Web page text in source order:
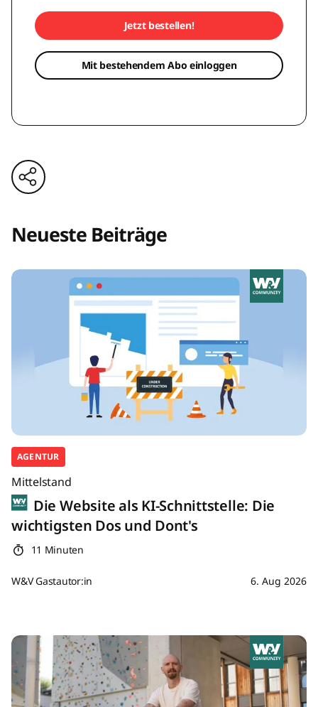
Jetzt bestellen!
Mit bestehendem Abo einloggen
Neueste Beiträge
AGENTUR
Mittelstand
Die Website als KI-Schnittstelle: Die
wichtigsten Dos und Dont's
11 Minuten
W&V Gastautor:in 6. Aug 2026